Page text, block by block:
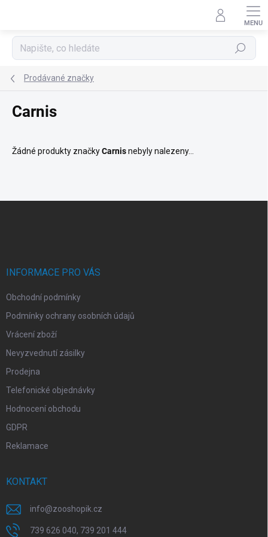
Hledat
Prodávané značky
Carnis
Žádné produkty značkyCarnisnebyly nalezeny...
INFORMACE PRO VÁS
Obchodní podmínky
Podmínky ochrany osobních údajů
Vrácení zboží
Nevyzvednutí zásilky
Prodejna
Telefonické objednávky
Hodnocení obchodu
GDPR
Reklamace
KONTAKT
info@zooshopik.cz
739 626 040, 739 201 444